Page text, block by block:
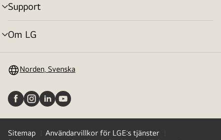
Support
menyväxling
Om LG
menyväxling
Norden, Svenska
Sitemap
Användarvillkor för LGE:s tjänster